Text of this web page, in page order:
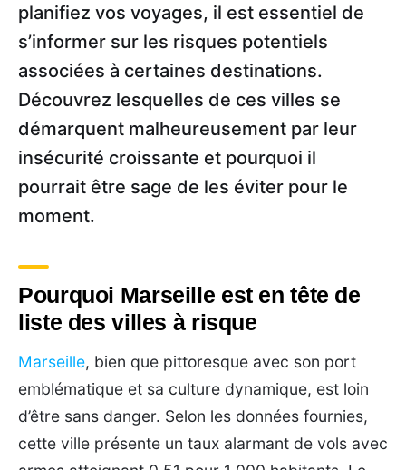
planifiez vos voyages, il est essentiel de
s’informer sur les risques potentiels
associées à certaines destinations.
Découvrez lesquelles de ces villes se
démarquent malheureusement par leur
insécurité croissante et pourquoi il
pourrait être sage de les éviter pour le
moment.
Pourquoi Marseille est en tête de
liste des villes à risque
Marseille, bien que pittoresque avec son port
emblématique et sa culture dynamique, est loin
d’être sans danger. Selon les données fournies,
cette ville présente un taux alarmant de vols avec